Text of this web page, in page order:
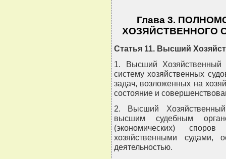
Глава 3.
ХОЗЯЙСТВЕННОГО
Статья 11. Высший
1. Высший Хозяйственный
систему хозяйственных
задач, возложенных на
состояние и
2. Высший
высшим судебным
(экономических)
хозяйственными судами,
деятельностью.